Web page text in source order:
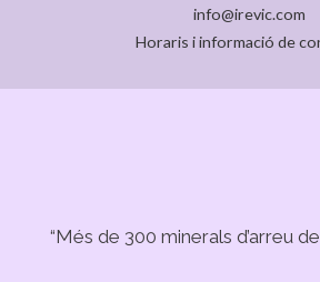
info@irevic.com
Horaris i informació de
“Més de 300 minerals d’arreu